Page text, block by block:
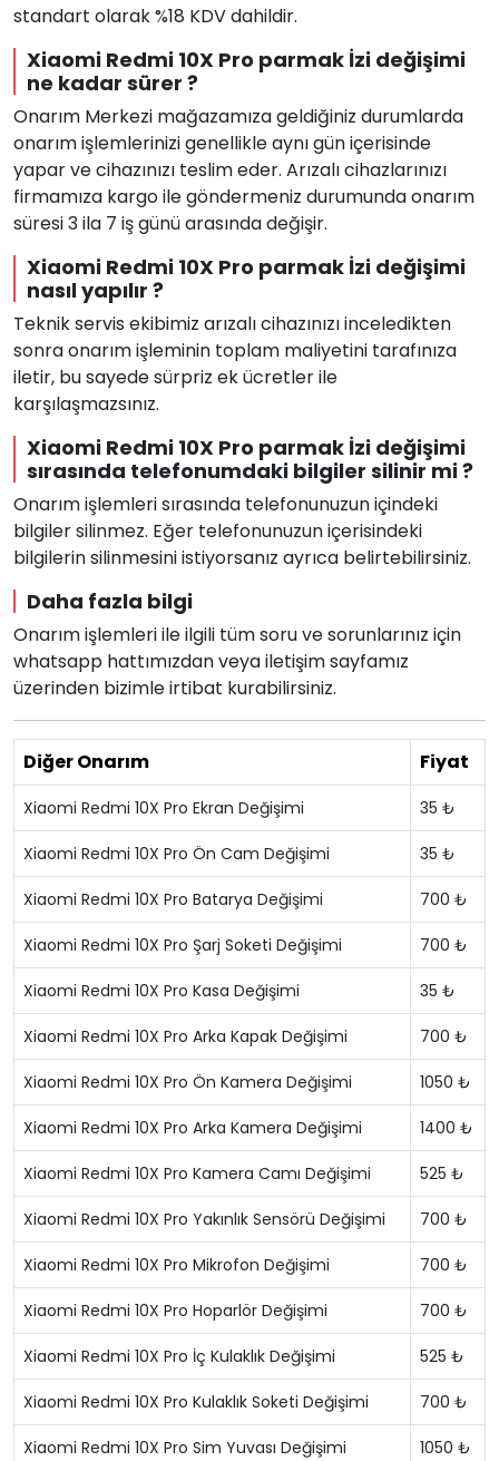
standart olarak %18 KDV dahildir.
Xiaomi Redmi 10X Pro parmak İzi değişimi
ne kadar sürer ?
Onarım Merkezi mağazamıza geldiğiniz durumlarda
onarım işlemlerinizi genellikle aynı gün içerisinde
yapar ve cihazınızı teslim eder. Arızalı cihazlarınızı
firmamıza kargo ile göndermeniz durumunda onarım
süresi 3 ila 7 iş günü arasında değişir.
Xiaomi Redmi 10X Pro parmak İzi değişimi
nasıl yapılır ?
Teknik servis ekibimiz arızalı cihazınızı inceledikten
sonra onarım işleminin toplam maliyetini tarafınıza
iletir, bu sayede sürpriz ek ücretler ile
karşılaşmazsınız.
Xiaomi Redmi 10X Pro parmak İzi değişimi
sırasında telefonumdaki bilgiler silinir mi ?
Onarım işlemleri sırasında telefonunuzun içindeki
bilgiler silinmez. Eğer telefonunuzun içerisindeki
bilgilerin silinmesini istiyorsanız ayrıca belirtebilirsiniz.
Daha fazla bilgi
Onarım işlemleri ile ilgili tüm soru ve sorunlarınız için
whatsapp hattımızdan veya iletişim sayfamız
üzerinden bizimle irtibat kurabilirsiniz.
Diğer Onarım Fiyat
Xiaomi Redmi 10X Pro Ekran Değişimi 35 ₺
Xiaomi Redmi 10X Pro Ön Cam Değişimi 35 ₺
Xiaomi Redmi 10X Pro Batarya Değişimi 700 ₺
Xiaomi Redmi 10X Pro Şarj Soketi Değişimi 700 ₺
Xiaomi Redmi 10X Pro Kasa Değişimi 35 ₺
Xiaomi Redmi 10X Pro Arka Kapak Değişimi 700 ₺
Xiaomi Redmi 10X Pro Ön Kamera Değişimi 1050 ₺
Xiaomi Redmi 10X Pro Arka Kamera Değişimi 1400 ₺
Xiaomi Redmi 10X Pro Kamera Camı Değişimi 525 ₺
Xiaomi Redmi 10X Pro Yakınlık Sensörü Değişimi 700 ₺
Xiaomi Redmi 10X Pro Mikrofon Değişimi 700 ₺
Xiaomi Redmi 10X Pro Hoparlör Değişimi 700 ₺
Xiaomi Redmi 10X Pro İç Kulaklık Değişimi 525 ₺
Xiaomi Redmi 10X Pro Kulaklık Soketi Değişimi 700 ₺
Xiaomi Redmi 10X Pro Sim Yuvası Değişimi 1050 ₺